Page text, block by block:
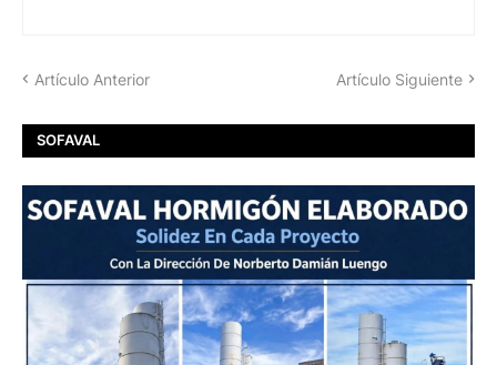
Artículo Anterior Artículo Siguiente
SOFAVAL